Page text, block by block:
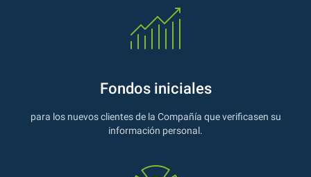
Fondos iniciales
para los nuevos clientes de la Compañía que verificasen su
información personal.